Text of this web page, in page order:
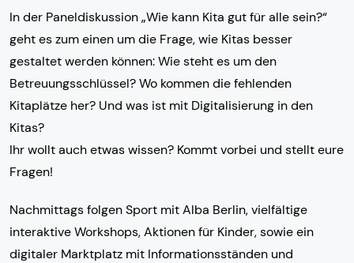
In der Paneldiskussion „Wie kann Kita gut für alle sein?“
geht es zum einen um die Frage, wie Kitas besser
gestaltet werden können: Wie steht es um den
Betreuungsschlüssel? Wo kommen die fehlenden
Kitaplätze her? Und was ist mit Digitalisierung in den
Kitas?
Ihr wollt auch etwas wissen? Kommt vorbei und stellt eure
Fragen!
Nachmittags folgen Sport mit Alba Berlin, vielfältige
interaktive Workshops, Aktionen für Kinder, sowie ein
digitaler Marktplatz mit Informationsständen und